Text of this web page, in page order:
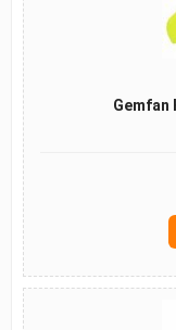
Gemfan